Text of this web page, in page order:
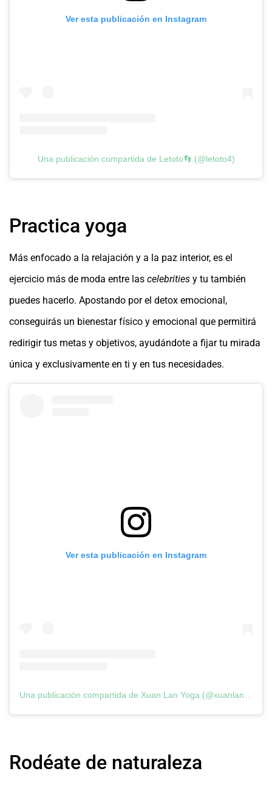
Ver esta publicación en Instagram
Una publicación compartida de Letoto👣 (@letoto4)
Practica yoga
Más enfocado a la relajación y a la paz interior, es el
ejercicio más de moda entre las celebrities y tu también
puedes hacerlo. Apostando por el detox emocional,
conseguirás un bienestar físico y emocional que permitirá
redirigir tus metas y objetivos, ayudándote a fijar tu mirada
única y exclusivamente en ti y en tus necesidades.
Ver esta publicación en Instagram
Rodéate de naturaleza